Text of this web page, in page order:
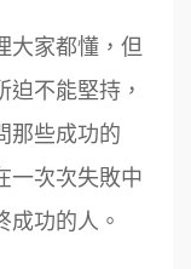
大家都懂，但
不能堅持，
那些成功的
一次次失敗中
功的人。